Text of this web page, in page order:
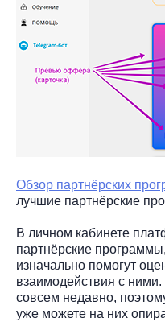
Обзор партнёрских
лучшие партнёрские
В личном кабинете
партнёрские
изначально помогут
взаимодействия с
совсем недавно,
уже можете на них